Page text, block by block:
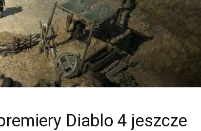
Diablo 4 jeszcze